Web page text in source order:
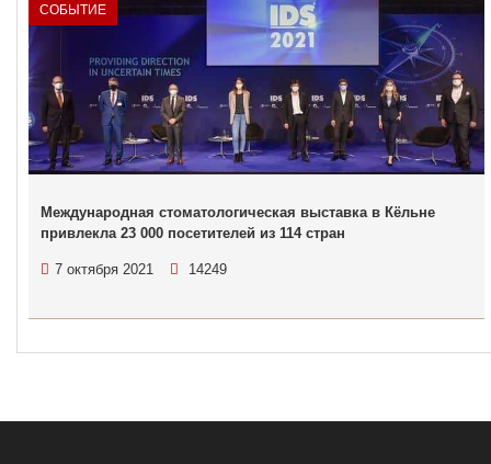
СОБЫТИЕ
Международная стоматологическая выставка в Кёльне
привлекла 23 000 посетителей из 114 стран
7 октября 2021 14249